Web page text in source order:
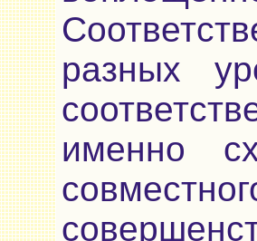
разных
именно